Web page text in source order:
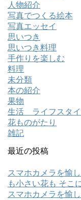
人物紹介
写真でつくる絵本
写真エッセイ
思いつき
思いつき料理
手作りを楽しむ
料理
未分類
本の紹介
果物
生活 ライフスタ
花ものがたり
雑記
最近の投稿
スマホカメラを愉
も小さい花も そこ
スマホカメラを愉